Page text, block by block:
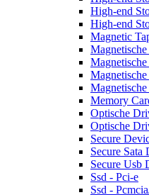
High-end
High-end
Magnetic
Memory
Optische
Optische
Secure
Secure Sata
Secure Usb
Ssd - Pci-e
Ssd -